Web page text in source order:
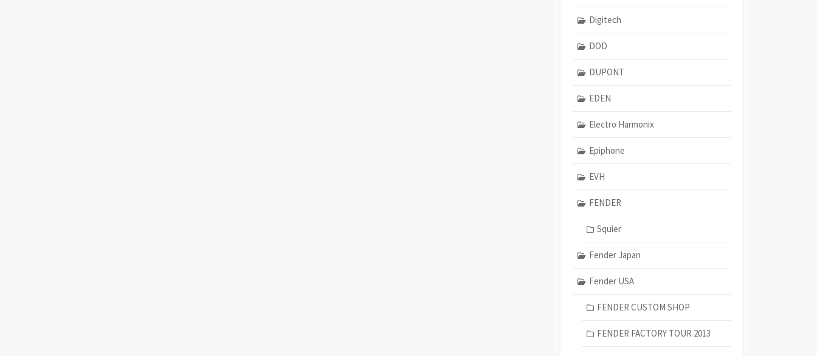
Digitech
DOD
DUPONT
EDEN
Electro Harmonix
Epiphone
EVH
FENDER
Squier
Fender Japan
Fender USA
FENDER CUSTOM SHOP
FENDER FACTORY TOUR 2013